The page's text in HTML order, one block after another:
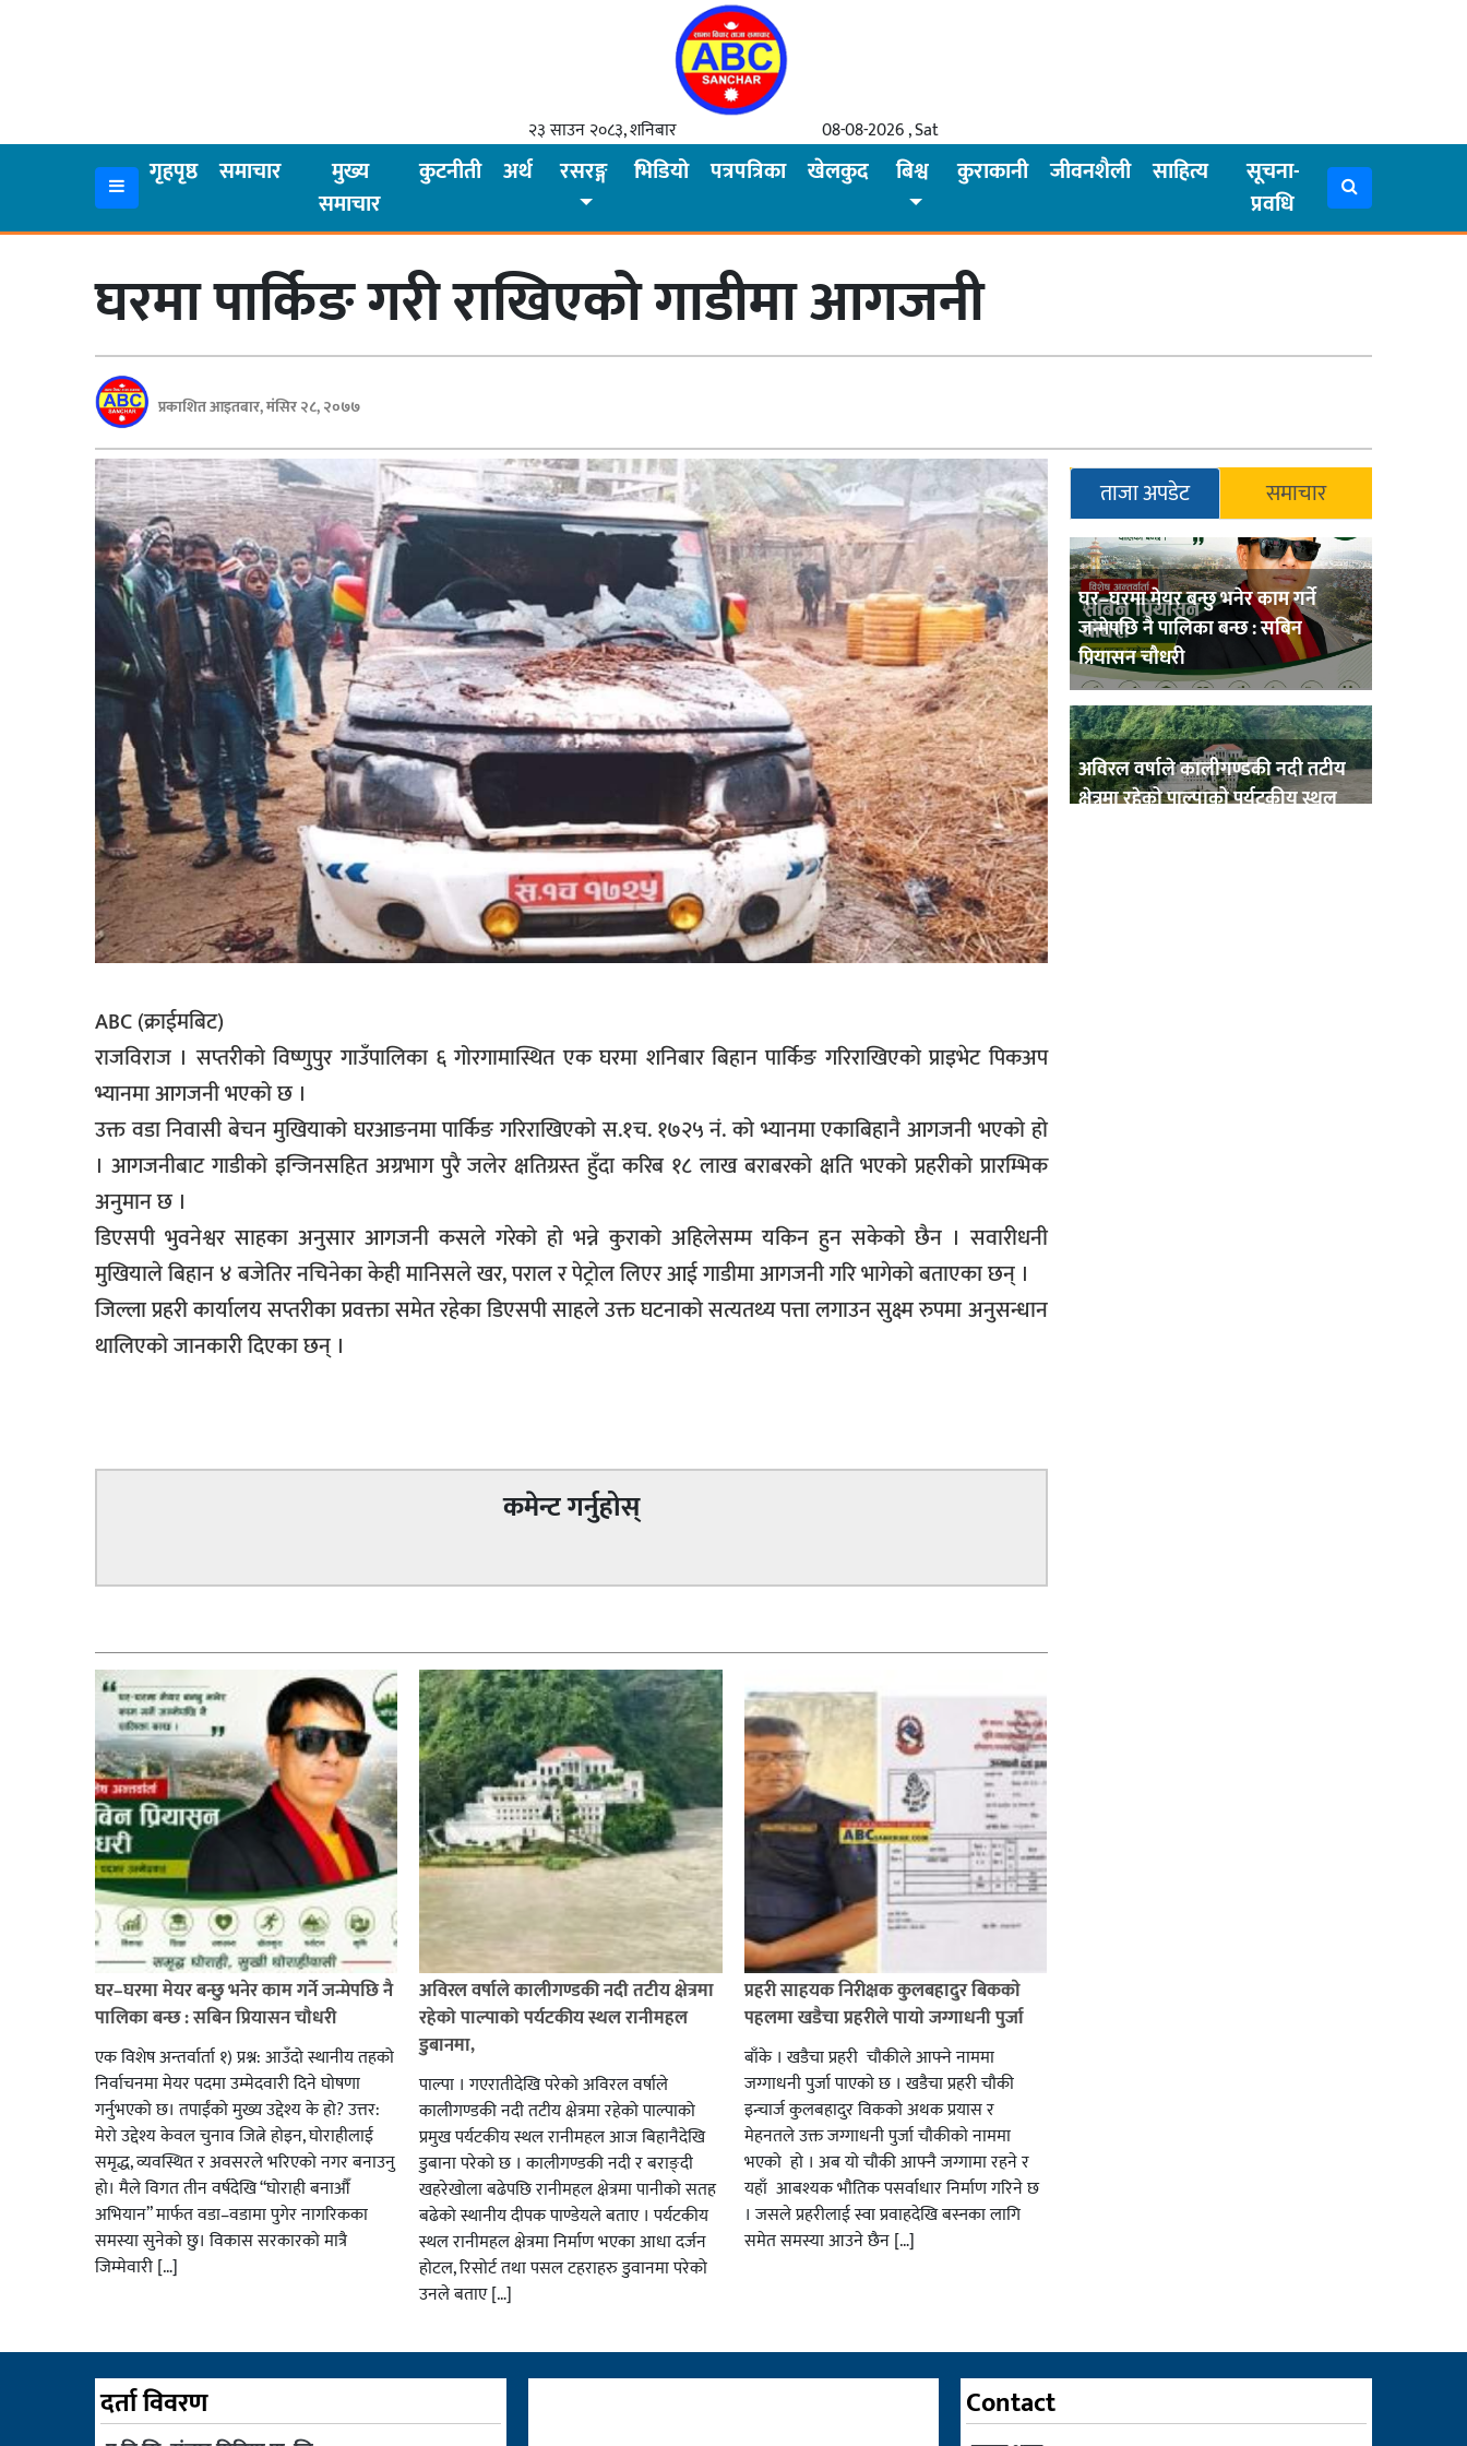
२३ साउन २०८३, शनिबार 08-08-2026 , Sat
गृहपृष्ठ समाचार
मुख्य
समाचार
कुटनीती अर्थ रसरङ्ग भिडियो पत्रपत्रिका खेलकुद बिश्व कुराकानी जीवनशैली साहित्य
सूचना-
प्रवधि
समाचार
जीवनशैली
घरमा पार्किङ गरी राखिएको गाडीमा आगजनी
प्रकाशित आइतबार, मंसिर २८, २०७७
ABC (क्राईमबिट)
राजविराज । सप्तरीको विष्णुपुर गाउँपालिका ६ गोरगामास्थित एक घरमा शनिबार बिहान पार्किङ गरिराखिएको प्राइभेट पिकअप
भ्यानमा आगजनी भएको छ ।
उक्त वडा निवासी बेचन मुखियाको घरआङनमा पार्किङ गरिराखिएको स.१च. १७२५ नं. को भ्यानमा एकाबिहानै आगजनी भएको हो
। आगजनीबाट गाडीको इन्जिनसहित अग्रभाग पुरै जलेर क्षतिग्रस्त हुँदा करिब १८ लाख बराबरको क्षति भएको प्रहरीको प्रारम्भिक
अनुमान छ ।
डिएसपी भुवनेश्वर साहका अनुसार आगजनी कसले गरेको हो भन्ने कुराको अहिलेसम्म यकिन हुन सकेको छैन । सवारीधनी
मुखियाले बिहान ४ बजेतिर नचिनेका केही मानिसले खर, पराल र पेट्रोल लिएर आई गाडीमा आगजनी गरि भागेको बताएका छन् ।
जिल्ला प्रहरी कार्यालय सप्तरीका प्रवक्ता समेत रहेका डिएसपी साहले उक्त घटनाको सत्यतथ्य पत्ता लगाउन सुक्ष्म रुपमा अनुसन्धान
थालिएको जानकारी दिएका छन् ।
ताजा अपडेट समाचार
घर–घरमा मेयर बन्छु भनेर काम गर्ने
जन्मेपछि नै पालिका बन्छ : सबिन
प्रियासन चौधरी
अविरल वर्षाले कालीगण्डकी नदी तटीय
क्षेत्रमा रहेको पाल्पाको पर्यटकीय स्थल
कमेन्ट गर्नुहोस्
घर–घरमा मेयर बन्छु भनेर काम गर्ने जन्मेपछि नै
पालिका बन्छ : सबिन प्रियासन चौधरी
एक विशेष अन्तर्वार्ता १) प्रश्न: आउँदो स्थानीय तहको
निर्वाचनमा मेयर पदमा उम्मेदवारी दिने घोषणा
गर्नुभएको छ। तपाईंको मुख्य उद्देश्य के हो? उत्तर:
मेरो उद्देश्य केवल चुनाव जित्ने होइन, घोराहीलाई
समृद्ध, व्यवस्थित र अवसरले भरिएको नगर बनाउनु
हो। मैले विगत तीन वर्षदेखि “घोराही बनाऔँ
अभियान” मार्फत वडा–वडामा पुगेर नागरिकका
समस्या सुनेको छु। विकास सरकारको मात्रै
जिम्मेवारी […]
अविरल वर्षाले कालीगण्डकी नदी तटीय क्षेत्रमा
रहेको पाल्पाको पर्यटकीय स्थल रानीमहल
डुबानमा,
पाल्पा । गएरातीदेखि परेको अविरल वर्षाले
कालीगण्डकी नदी तटीय क्षेत्रमा रहेको पाल्पाको
प्रमुख पर्यटकीय स्थल रानीमहल आज बिहानैदेखि
डुबाना परेको छ । कालीगण्डकी नदी र बराङ्दी
खहरेखोला बढेपछि रानीमहल क्षेत्रमा पानीको सतह
बढेको स्थानीय दीपक पाण्डेयले बताए । पर्यटकीय
स्थल रानीमहल क्षेत्रमा निर्माण भएका आधा दर्जन
होटल, रिसोर्ट तथा पसल टहराहरु डुवानमा परेको
उनले बताए […]
प्रहरी साहयक निरीक्षक कुलबहादुर बिककाे
पहलमा खडैचा प्रहरीले पायाे जग्गाधनी पुर्जा
बाँके । खडैचा प्रहरी चाैकीले आफ्ने नाममा
जग्गाधनी पुर्जा पाएकाे छ । खडैचा प्रहरी चाैकी
इन्चार्ज कुलबहादुर विककाे अथक प्रयास र
मेहनतले उक्त जग्गाधनी पुर्जा चाैकीकाे नाममा
भएको हाे । अब याे चाैकी आफ्नै जग्गामा रहने र
यहाँ आबश्यक भाैतिक पसर्वाधार निर्माण गरिने छ
। जसले प्रहरीलाई स्वा प्रवाहदेखि बस्नका लागि
समेत समस्या आउने छैन […]
दर्ता विवरण Contact